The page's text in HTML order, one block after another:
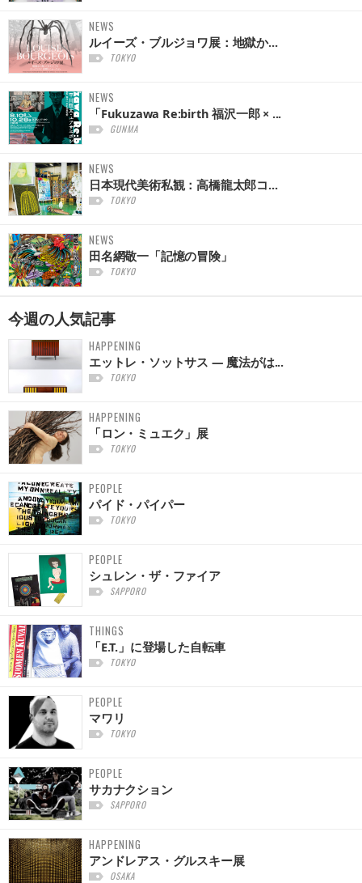
NEWS
ルイーズ・ブルジョワ展：地獄か...
TOKYO
NEWS
「Fukuzawa Re:birth 福沢一郎 × ...
GUNMA
NEWS
日本現代美術私観：高橋龍太郎コ...
TOKYO
NEWS
田名網敬一「記憶の冒険」
TOKYO
今週の人気記事
HAPPENING
エットレ・ソットサス — 魔法がは...
TOKYO
HAPPENING
「ロン・ミュエク」展
TOKYO
PEOPLE
パイド・パイパー
TOKYO
PEOPLE
シュレン・ザ・ファイア
SAPPORO
THINGS
「E.T.」に登場した自転車
TOKYO
PEOPLE
マワリ
TOKYO
PEOPLE
サカナクション
SAPPORO
HAPPENING
アンドレアス・グルスキー展
OSAKA